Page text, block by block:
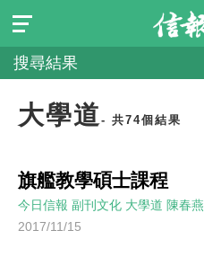
搜尋結果
大學道 - 共74個結果
旗艦教學碩士課程
今日信報 副刊文化 大學道 陳春燕
2017/11/15